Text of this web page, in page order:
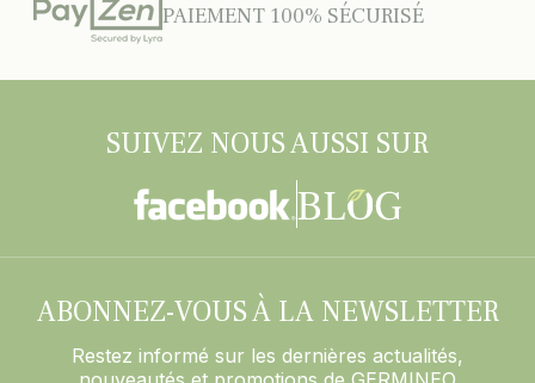
PAIEMENT 100% SÉCURISÉ
SUIVEZ NOUS AUSSI SUR
ABONNEZ-VOUS À LA NEWSLETTER
Restez informé sur les dernières actualités,